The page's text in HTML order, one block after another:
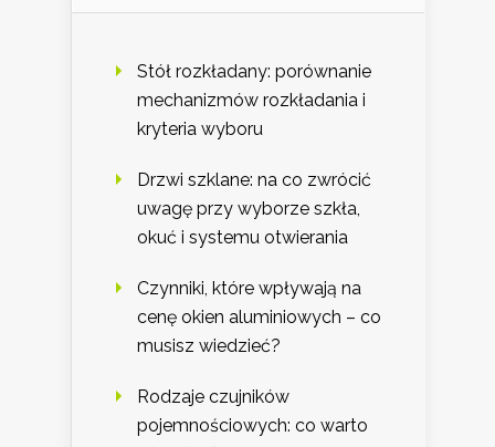
Stół rozkładany: porównanie
mechanizmów rozkładania i
kryteria wyboru
Drzwi szklane: na co zwrócić
uwagę przy wyborze szkła,
okuć i systemu otwierania
Czynniki, które wpływają na
cenę okien aluminiowych – co
musisz wiedzieć?
Rodzaje czujników
pojemnościowych: co warto